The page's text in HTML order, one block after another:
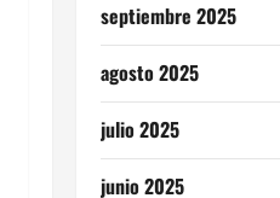
septiembre 2025
agosto 2025
julio 2025
junio 2025